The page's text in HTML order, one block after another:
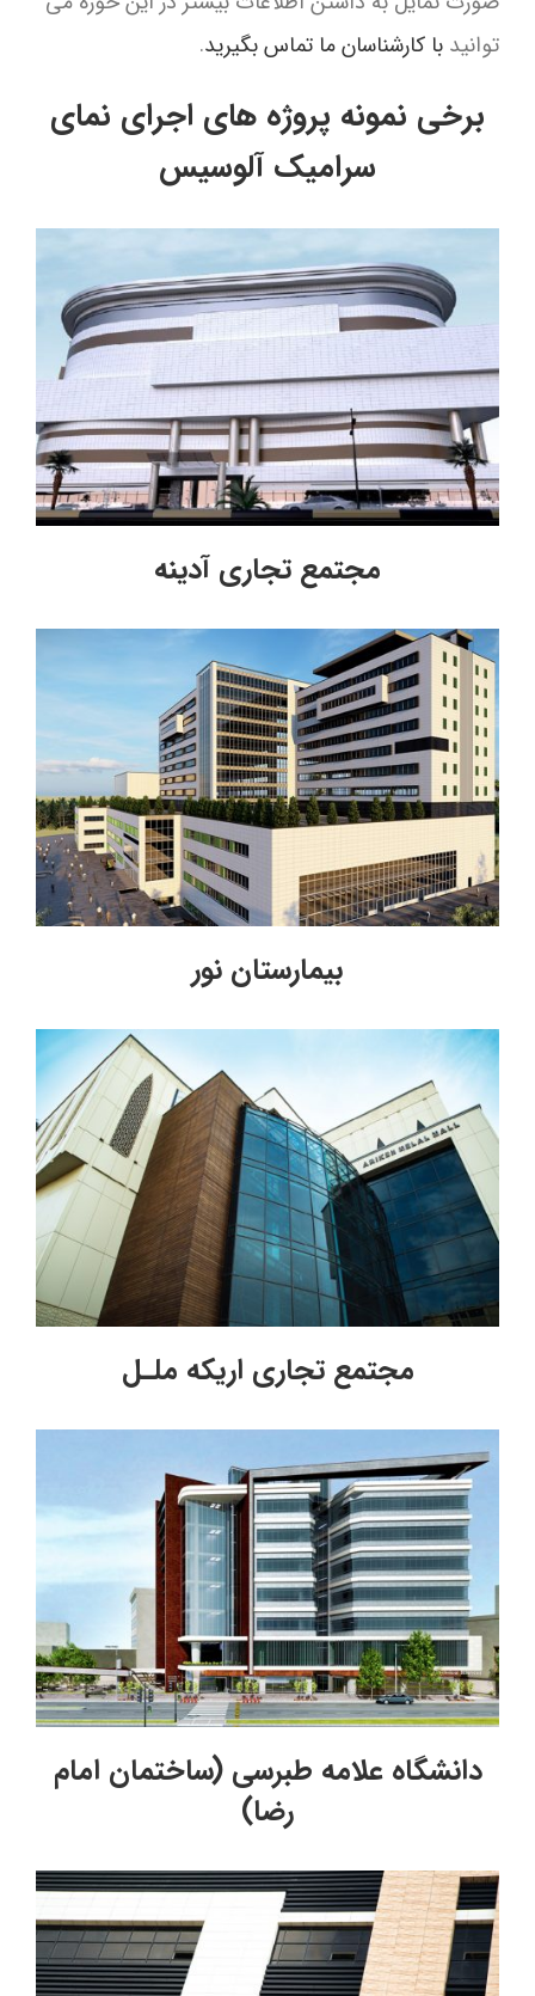
توانید با کارشناسان ما تماس بگیرید.
برخی نمونه پروژه های اجرای نمای
سرامیک آلوسیس
مجتمع تجاری آدینه
بیمارستان نور
مجتمع تجاری اریکه ملـل
دانشگاه علامه طبرسی (ساختمان امام
رضا)